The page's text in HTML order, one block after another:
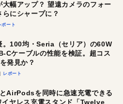
大幅アップ？ 望遠カメラのフォー
らにシャープに？
ポート
。100均・Seria（セリア）の60W
Cケーブルの性能を検証。超コス
発見か？
レポート
AirPodsを同時に急速充電できる
ヤレス充電スタンド「Twelve